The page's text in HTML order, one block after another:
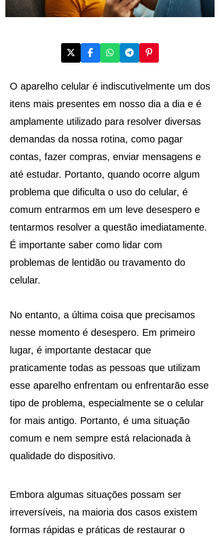
O aparelho celular é indiscutivelmente um dos
itens mais presentes em nosso dia a dia e é
amplamente utilizado para resolver diversas
demandas da nossa rotina, como pagar
contas, fazer compras, enviar mensagens e
até estudar. Portanto, quando ocorre algum
problema que dificulta o uso do celular, é
comum entrarmos em um leve desespero e
tentarmos resolver a questão imediatamente.
É importante saber como lidar com
problemas de lentidão ou travamento do
celular.
No entanto, a última coisa que precisamos
nesse momento é desespero. Em primeiro
lugar, é importante destacar que
praticamente todas as pessoas que utilizam
esse aparelho enfrentam ou enfrentarão esse
tipo de problema, especialmente se o celular
for mais antigo. Portanto, é uma situação
comum e nem sempre está relacionada à
qualidade do dispositivo.
Embora algumas situações possam ser
irreversíveis, na maioria dos casos existem
formas rápidas e práticas de restaurar o